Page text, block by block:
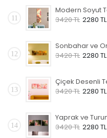
11
3420 TL 2280 TL
12
3420 TL 2280 TL
13
3420 TL 2280 TL
14
3420 TL 2280 TL